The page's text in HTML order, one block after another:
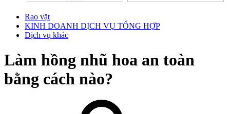
Rao vặt
KINH DOANH DỊCH VỤ TỔNG HỢP
Dịch vụ khác
Làm hồng nhũ hoa an toàn
bằng cách nào?